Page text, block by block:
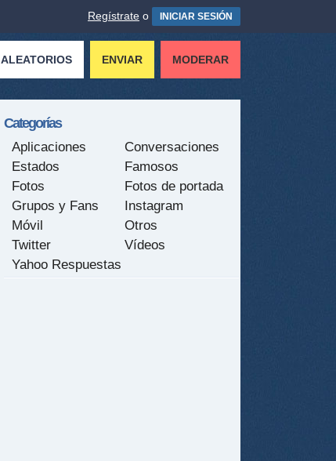
Regístrate o INICIAR SESIÓN
ALEATORIOS ENVIAR MODERAR
Categorías
Aplicaciones
Conversaciones
Estados
Famosos
Fotos
Fotos de portada
Grupos y Fans
Instagram
Móvil
Otros
Twitter
Vídeos
Yahoo Respuestas